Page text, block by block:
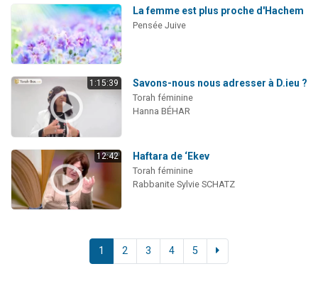
La femme est plus proche d'Hachem
Pensée Juive
1:15:39 Savons-nous nous adresser à D.ieu ?
Torah féminine
Hanna BÉHAR
12:42 Haftara de ‘Ekev
Torah féminine
Rabbanite Sylvie SCHATZ
1 2 3 4 5